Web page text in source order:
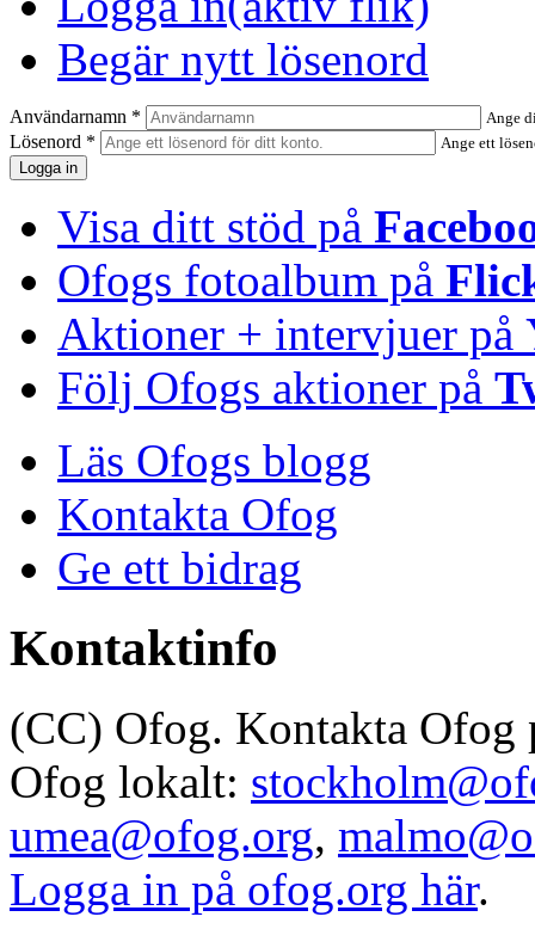
Begär nytt lösenord
Användarnamn * Ange
Lösenord * Ange ett
Visa ditt stöd på
Ofogs fotoalbum på
Aktioner + intervjuer på
Följ Ofogs aktioner på
Läs Ofogs blogg
Kontakta Ofog
Ge ett bidrag
Kontaktinfo
(CC) Ofog. Kontakta Ofog
Ofog lokalt:
umea@ofog.org,
Logga in på ofog.org här.